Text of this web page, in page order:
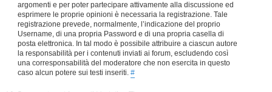
argomenti e per poter partecipare attivamente alla discussione ed
esprimere le proprie opinioni è necessaria la registrazione. Tale
registrazione prevede, normalmente, l’indicazione del proprio
Username, di una propria Password e di una propria casella di
posta elettronica. In tal modo è possibile attribuire a ciascun autore
la responsabilità per i contenuti inviati ai forum, escludendo così
una corresponsabilità del moderatore che non esercita in questo
caso alcun potere sui testi inseriti. #